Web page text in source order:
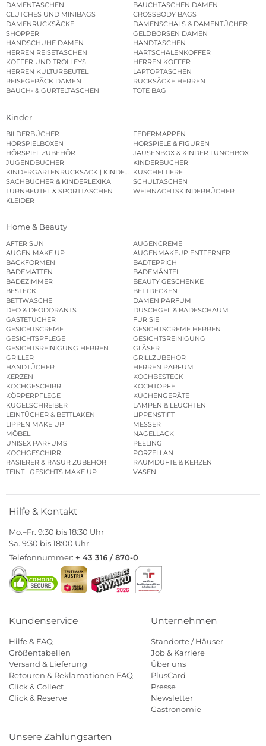
DAMENTASCHEN
BAUCHTASCHEN DAMEN
CLUTCHES UND MINIBAGS
CROSSBODY BAGS
DAMENRUCKSÄCKE
DAMENSCHALS & DAMENTÜCHER
SHOPPER
GELDBÖRSEN DAMEN
HANDSCHUHE DAMEN
HANDTASCHEN
HERREN REISETASCHEN
HARTSCHALENKOFFER
KOFFER UND TROLLEYS
HERREN KOFFER
HERREN KULTURBEUTEL
LAPTOPTASCHEN
REISEGEPÄCK DAMEN
RUCKSÄCKE HERREN
BAUCH- & GÜRTELTASCHEN
TOTE BAG
Kinder
BILDERBÜCHER
FEDERMAPPEN
HÖRSPIELBOXEN
HÖRSPIELE & FIGUREN
HÖRSPIEL ZUBEHÖR
JAUSENBOX & KINDER LUNCHBOX
JUGENDBÜCHER
KINDERBÜCHER
KINDERGARTENRUCKSACK | KINDERGARTENBEUTEL
KUSCHELTIERE
SACHBÜCHER & KINDERLEXIKA
SCHULTASCHEN
TURNBEUTEL & SPORTTASCHEN
WEIHNACHTSKINDERBÜCHER
KLEIDER
Home & Beauty
AFTER SUN
AUGENCREME
AUGEN MAKE UP
AUGENMAKEUP ENTFERNER
BACKFORMEN
BADTEPPICH
BADEMATTEN
BADEMÄNTEL
BADEZIMMER
BEAUTY GESCHENKE
BESTECK
BETTDECKEN
BETTWÄSCHE
DAMEN PARFUM
DEO & DEODORANTS
DUSCHGEL & BADESCHAUM
GÄSTETÜCHER
FÜR SIE
GESICHTSCREME
GESICHTSCREME HERREN
GESICHTSPFLEGE
GESICHTSREINIGUNG
GESICHTSREINIGUNG HERREN
GLÄSER
GRILLER
GRILLZUBEHÖR
HANDTÜCHER
HERREN PARFUM
KERZEN
KOCHBESTECK
KOCHGESCHIRR
KOCHTÖPFE
KÖRPERPFLEGE
KÜCHENGERÄTE
KUGELSCHREIBER
LAMPEN & LEUCHTEN
LEINTÜCHER & BETTLAKEN
LIPPENSTIFT
LIPPEN MAKE UP
MESSER
MÖBEL
NAGELLACK
UNISEX PARFUMS
PEELING
KOCHGESCHIRR
PORZELLAN
RASIERER & RASUR ZUBEHÖR
RAUMDÜFTE & KERZEN
TEINT | GESICHTS MAKE UP
VASEN
Hilfe & Kontakt
Mo.–Fr. 9:30 bis 18:30 Uhr
Sa. 9:30 bis 18:00 Uhr
Telefonnummer: + 43 316 / 870-0
Kundenservice
Hilfe & FAQ
Größentabellen
Versand & Lieferung
Retouren & Reklamationen FAQ
Click & Collect
Click & Reserve
Unternehmen
Standorte / Häuser
Job & Karriere
Über uns
PlusCard
Presse
Newsletter
Gastronomie
Unsere Zahlungsarten